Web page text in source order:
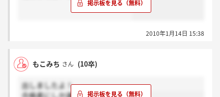
2010年1月14日 15:38
もこみち さん (10卒)
出しましたよ！